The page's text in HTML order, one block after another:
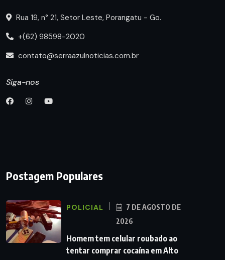
Rua 19, n° 21, Setor Leste, Porangatu - Go.
+(62) 98598-2020
contato@serraazulnoticias.com.br
Siga-nos
Postagem Populares
POLICIAL
7 DE AGOSTO DE
2026
Homem tem celular roubado ao
tentar comprar cocaína em Alto